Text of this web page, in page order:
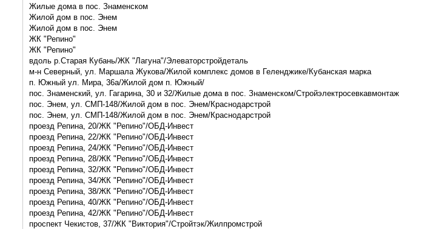
Жилые дома в пос. Знаменском
Жилой дом в пос. Энем
Жилой дом в пос. Энем
ЖК "Репино"
ЖК "Репино"
вдоль р.Старая Кубань/ЖК "Лагуна"/Элеваторстройдеталь
м-н Северный, ул. Маршала Жукова/Жилой комплекс домов в Геленджике/Кубанская марка
п. Южный ул. Мира, 36а/Жилой дом п. Южный/
пос. Знаменский, ул. Гагарина, 30 и 32/Жилые дома в пос. Знаменском/Стройэлектросевкавмонтаж
пос. Энем, ул. СМП-148/Жилой дом в пос. Энем/Краснодарстрой
пос. Энем, ул. СМП-148/Жилой дом в пос. Энем/Краснодарстрой
проезд Репина, 20/ЖК "Репино"/ОБД-Инвест
проезд Репина, 22/ЖК "Репино"/ОБД-Инвест
проезд Репина, 24/ЖК "Репино"/ОБД-Инвест
проезд Репина, 28/ЖК "Репино"/ОБД-Инвест
проезд Репина, 32/ЖК "Репино"/ОБД-Инвест
проезд Репина, 34/ЖК "Репино"/ОБД-Инвест
проезд Репина, 38/ЖК "Репино"/ОБД-Инвест
проезд Репина, 40/ЖК "Репино"/ОБД-Инвест
проезд Репина, 42/ЖК "Репино"/ОБД-Инвест
проспект Чекистов, 37/ЖК "Виктория"/Стройтэк/Жилпромстрой